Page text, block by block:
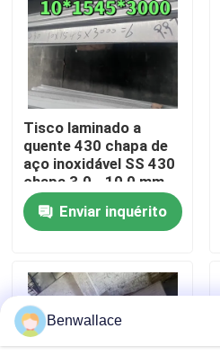
Sobre nós
Visita à fábrica
Controle de qualidade
Contacte-nos
Casos
Tisco laminado a
quente 430 chapa de
aço inoxidável SS 430
chapa 3.0 - 10,0 mm
Superfície n.o 1
Enviar inquérito
Benwallace